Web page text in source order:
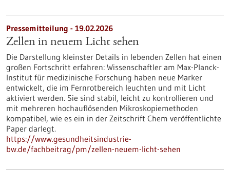
Pressemitteilung - 19.02.2026
Zellen in neuem Licht sehen
Die Darstellung kleinster Details in lebenden Zellen hat einen
großen Fortschritt erfahren: Wissenschaftler am Max-Planck-
Institut für medizinische Forschung haben neue Marker
entwickelt, die im Fernrotbereich leuchten und mit Licht
aktiviert werden. Sie sind stabil, leicht zu kontrollieren und
mit mehreren hochauflösenden Mikroskopiemethoden
kompatibel, wie es ein in der Zeitschrift Chem veröffentlichte
Paper darlegt.
https://www.gesundheitsindustrie-
bw.de/fachbeitrag/pm/zellen-neuem-licht-sehen